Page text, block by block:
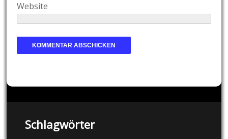
Website
Schlagwörter